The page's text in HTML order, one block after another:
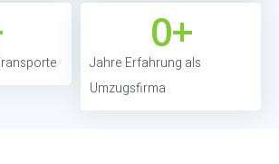
Jahre Erfahrung als
Umzugsfirma
0+